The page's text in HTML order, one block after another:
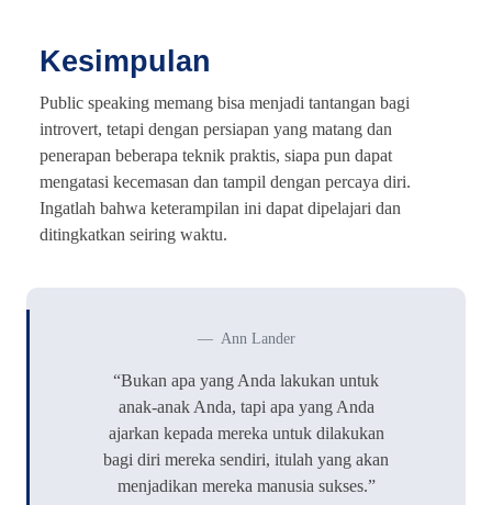
Kesimpulan
Public speaking memang bisa menjadi tantangan bagi
introvert, tetapi dengan persiapan yang matang dan
penerapan beberapa teknik praktis, siapa pun dapat
mengatasi kecemasan dan tampil dengan percaya diri.
Ingatlah bahwa keterampilan ini dapat dipelajari dan
ditingkatkan seiring waktu.
Ann Lander
“Bukan apa yang Anda lakukan untuk
anak-anak Anda, tapi apa yang Anda
ajarkan kepada mereka untuk dilakukan
bagi diri mereka sendiri, itulah yang akan
menjadikan mereka manusia sukses.”